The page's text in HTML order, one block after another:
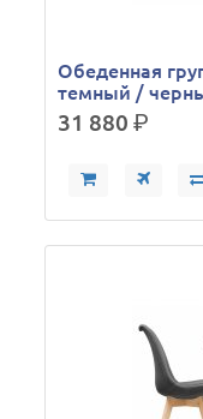
Обеденная
темный /
31 880р.